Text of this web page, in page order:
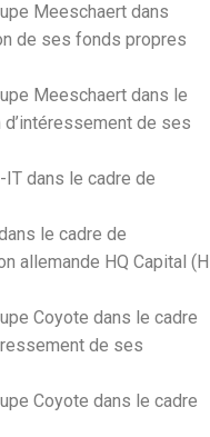
Meeschaert dans
de ses fonds propres
Meeschaert dans le
d’intéressement de ses
IT dans le cadre de
le cadre de
allemande HQ Capital (H
Coyote dans le cadre
de ses
Coyote dans le cadre